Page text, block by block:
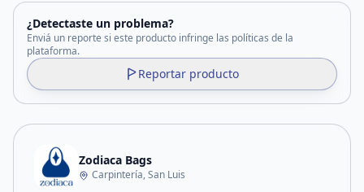
¿Detectaste un problema?
Enviá un reporte si este producto infringe las políticas de la
plataforma.
Reportar producto
Zodiaca Bags
Carpintería, San Luis